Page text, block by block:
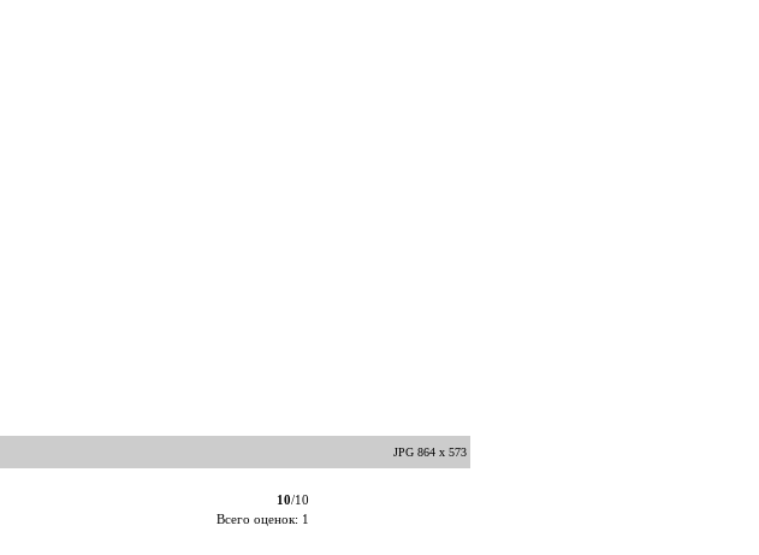
JPG 864 x 573
10/10
Всего оценок: 1